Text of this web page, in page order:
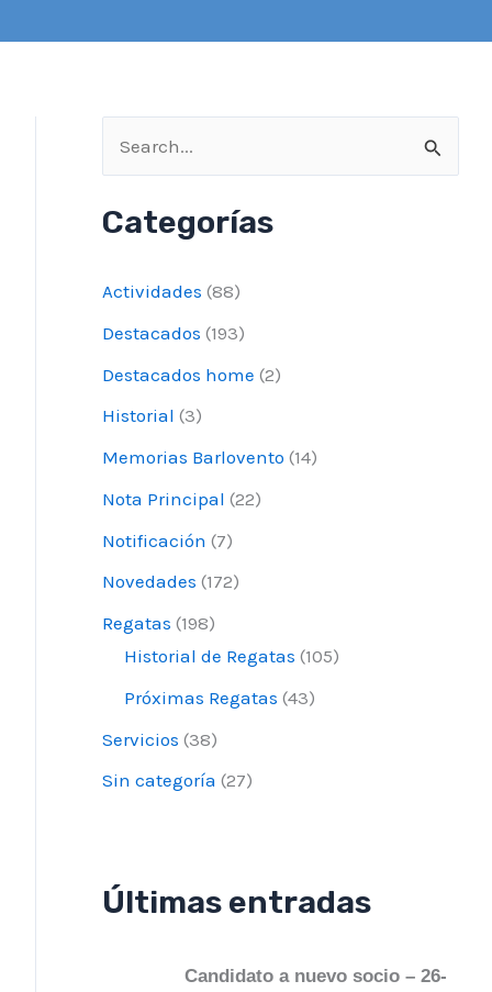
s
a
r
p
o
r
:
Categorías
Actividades (88)
Destacados (193)
Destacados home (2)
Historial (3)
Memorias Barlovento (14)
Nota Principal (22)
Notificación (7)
Novedades (172)
Regatas (198)
Historial de Regatas (105)
Próximas Regatas (43)
Servicios (38)
Sin categoría (27)
Últimas entradas
Candidato a nuevo socio – 26-